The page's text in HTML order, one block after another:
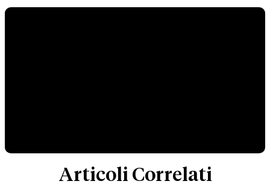
Articoli Correlati